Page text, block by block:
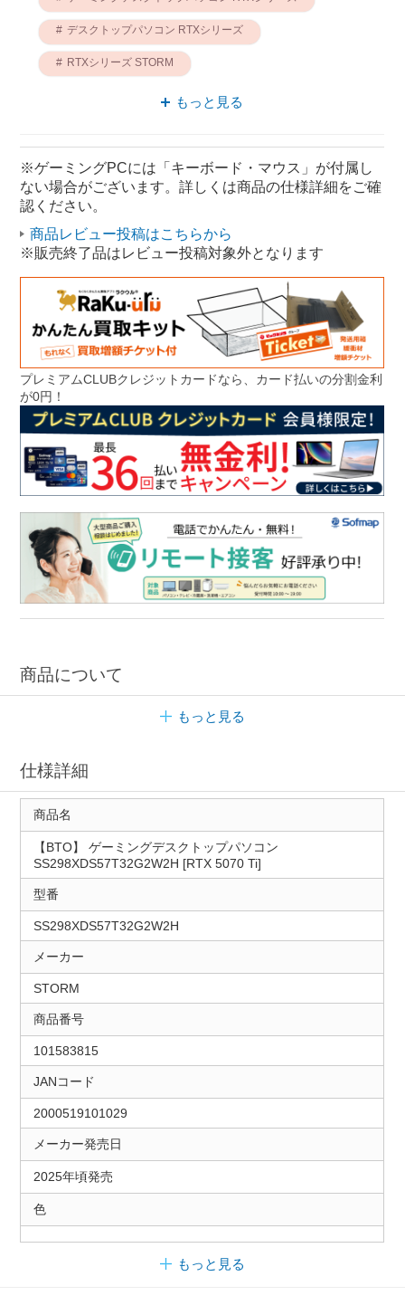
デスクトップパソコン RTXシリーズ
RTXシリーズ STORM
ゲーミング RTXシリーズ
デスクトップパソコン STORM
もっと見る
※ゲーミングPCには「キーボード・マウス」が付属し
ない場合がございます。詳しくは商品の仕様詳細をご確
認ください。
商品レビュー投稿はこちらから
※販売終了品はレビュー投稿対象外となります
プレミアムCLUBクレジットカードなら、カード払いの分割金利
が0円！
商品について
もっと見る
仕様詳細
商品名
【BTO】 ゲーミングデスクトップパソコン
SS298XDS57T32G2W2H [RTX 5070 Ti]
型番
SS298XDS57T32G2W2H
メーカー
STORM
商品番号
101583815
JANコード
2000519101029
メーカー発売日
2025年頃発売
色
もっと見る